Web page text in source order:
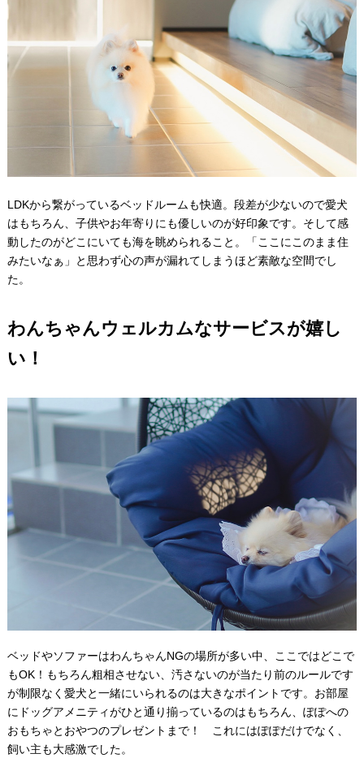
LDKから繋がっているベッドルームも快適。段差が少ないので愛犬
はもちろん、子供やお年寄りにも優しいのが好印象です。そして感
動したのがどこにいても海を眺められること。「ここにこのまま住
みたいなぁ」と思わず心の声が漏れてしまうほど素敵な空間でし
た。
わんちゃんウェルカムなサービスが嬉し
い！
ベッドやソファーはわんちゃんNGの場所が多い中、ここではどこで
もOK！もちろん粗相させない、汚さないのが当たり前のルールです
が制限なく愛犬と一緒にいられるのは大きなポイントです。お部屋
にドッグアメニティがひと通り揃っているのはもちろん、ぽぽへの
おもちゃとおやつのプレゼントまで！ これにはぽぽだけでなく、
飼い主も大感激でした。⠀